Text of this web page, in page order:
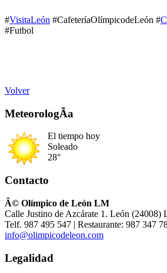
#VisitaLeón #CafeteríaOlímpicodeLeón #
#Futbol
Volver
MeteorologÃ­a
El tiempo hoy
Soleado
28°
Contacto
Â© Olímpico de León LM
Calle Justino de Azcárate 1. León (24008)
Telf. 987 495 547 | Restaurante: 987 347
info@olimpicodeleon.com
Legalidad